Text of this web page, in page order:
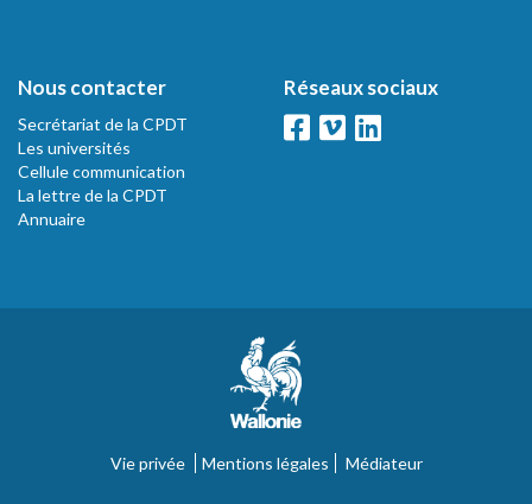
Nous contacter
Secrétariat de la CPDT
Les universités
Cellule communication
La lettre de la CPDT
Annuaire
Réseaux sociaux
Vie privée Mentions légales Médiateur